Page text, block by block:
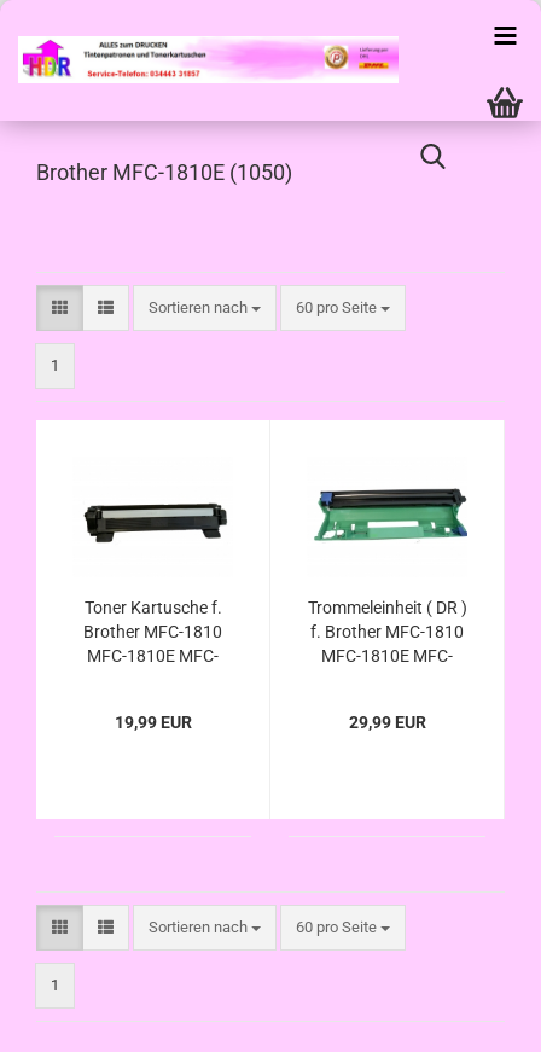
Brother MFC-1810E (1050)
Sortieren nach
Sortieren nach 60 pro Seite
pro Seite
1
Toner Kartusche f.
Brother MFC-1810
MFC-1810E MFC-
1050 / TN1050
19,99 EUR
Trommeleinheit ( DR )
f. Brother MFC-1810
MFC-1810E MFC-
1050 / DR1050
29,99 EUR
Sortieren nach
Sortieren nach 60 pro Seite
pro Seite
1